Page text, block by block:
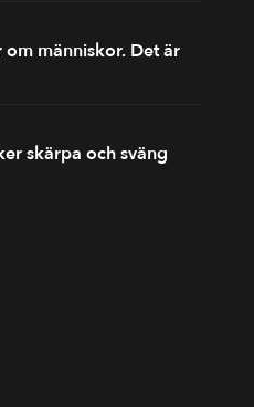
om människor. Det är
skärpa och sväng